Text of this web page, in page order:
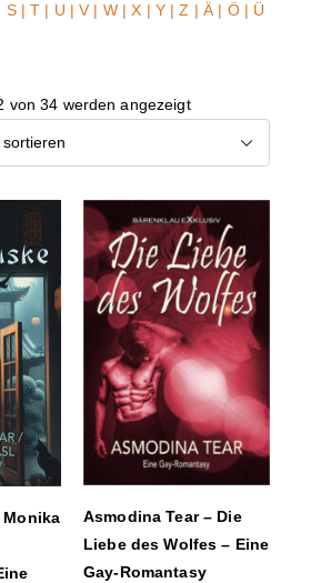
S|T | U | V | W| X | Y | Z | Ä | Ö | Ü
von 34 werden angezeigt
Monika
Asmodina Tear – Die
Liebe des Wolfes – Eine
Gay-Romantasy